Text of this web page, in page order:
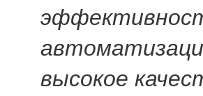
высокое